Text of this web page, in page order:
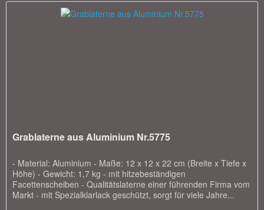
Grablaterne aus Aluminium Nr.5775
- Material: Aluminium - Maße: 12 x 12 x 22 cm (Breite x Tiefe x
Höhe) - Gewicht: 1,7 kg - mit hitzebeständigen
Facettenscheiben - Qualitätslaterne einer führenden Firma vom
Markt - mit Spezialklarlack geschützt, sorgt für viele Jahre...